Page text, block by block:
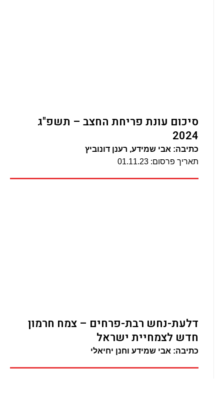
סיכום עונת פריחת החצב – תשפ"ג
2024
כתיבה: אבי שמידע, רענן דונוביץ
תאריך פרסום: 01.11.23
דלעת-נחש רבת-פרחים – צמח חרמון
חדש לצמחיית ישראל
כתיבה: אבי שמידע וחנן יחיאלי